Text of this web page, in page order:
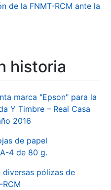
de la FNMT-RCM ante la
historia
marca "Epson" para la
Y Timbre – Real Casa
2016
de papel
4 de 80 g.
pólizas de